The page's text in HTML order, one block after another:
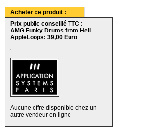
Acheter ce produit :
Prix public conseillé TTC :
AMG Funky Drums from Hell
AppleLoops: 39,00 Euro
Aucune offre disponible chez un
autre vendeur en ligne